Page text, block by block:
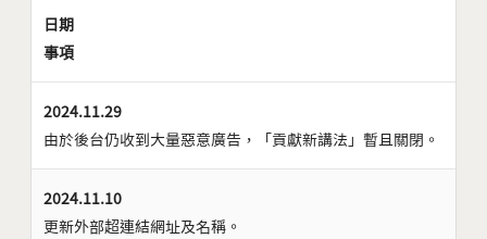
日期
事項
2024.11.29
由於後台仍收到大量惡意廣告，「貢獻新講法」暫且關閉。
2024.11.10
更新外部超連結網址及名稱。